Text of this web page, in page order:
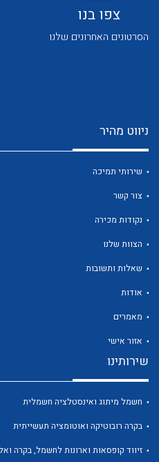
לכל מוצרי היצרן
לכל מוצרי היצרן
לכל מוצרי היצרן
צפו בנו
הסרטונים האחרונים שלנו
ניווט מהיר
שירותי תמיכה
צור קשר
נקודות מכירה
הצוות שלנו
שאלות ותשובות
אודות
מאמרים
אזור אישי
שירותינו
חשמל מיתוג ואינסטלציה חשמלית
בקרה רובוטיקה ואוטומציה תעשייתית
זיווד קופסאות וארונות לחשמל, בקרה